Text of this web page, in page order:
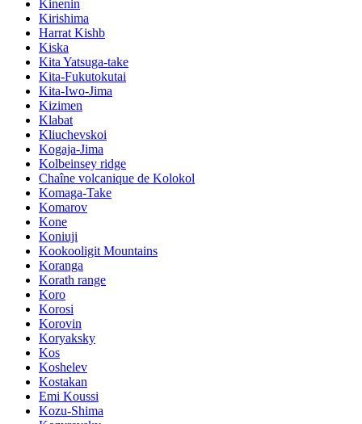
Kinenin
Kirishima
Harrat Kishb
Kiska
Kita Yatsuga-take
Kita-Fukutokutai
Kita-Iwo-Jima
Kizimen
Klabat
Kliuchevskoi
Kogaja-Jima
Kolbeinsey ridge
Chaîne volcanique de Kolokol
Komaga-Take
Komarov
Kone
Koniuji
Kookooligit Mountains
Koranga
Korath range
Koro
Korosi
Korovin
Koryaksky
Kos
Koshelev
Kostakan
Emi Koussi
Kozu-Shima